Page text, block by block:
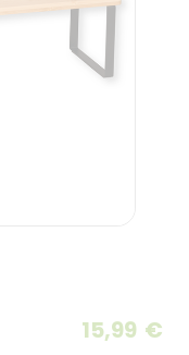
15,99 €